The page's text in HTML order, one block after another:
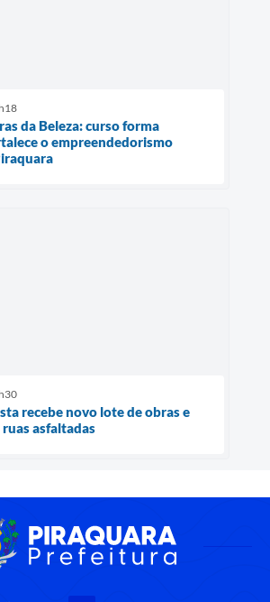
da Beleza: curso forma
o empreendedorismo
recebe novo lote de obras e
asfaltadas